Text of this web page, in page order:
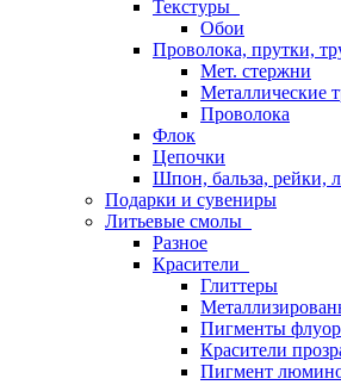
Текстуры
Обои
Проволока, прутки,
Мет. стержни
Металлические
Проволока
Флок
Цепочки
Шпон, бальза, рейки,
Подарки и сувениры
Литьевые смолы
Разное
Красители
Глиттеры
Пигменты
Красители
Пигмент